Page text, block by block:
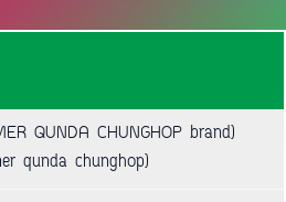
QUNDA CHUNGHOP brand)
qunda chunghop)